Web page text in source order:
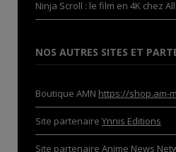
Ninja Scroll : le film en 4K chez
NOS AUTRES SITES ET
Boutique AMN https://shop.am-
Site partenaire Ynnis Editions
Site partenaire Anime News